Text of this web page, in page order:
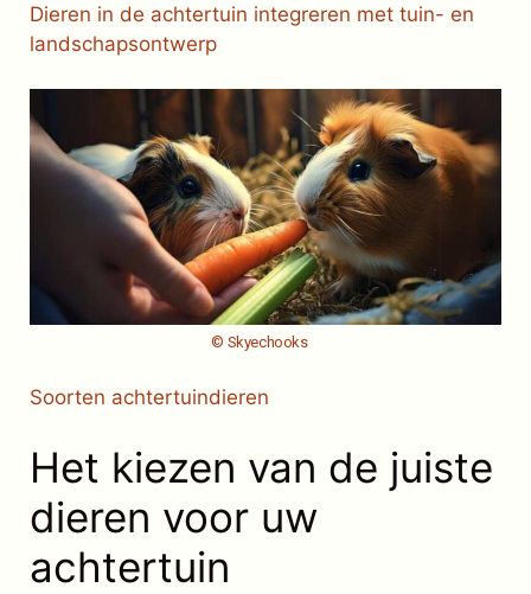
Dieren in de achtertuin integreren met tuin- en
landschapsontwerp
© Skyechooks
Soorten achtertuindieren
Het kiezen van de juiste
dieren voor uw
achtertuin